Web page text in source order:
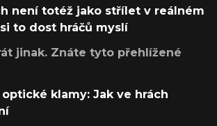
není totéž jako střílet v reálném
to dost hráčů myslí
jinak. Znáte tyto přehlížené
klamy: Jak ve hrách